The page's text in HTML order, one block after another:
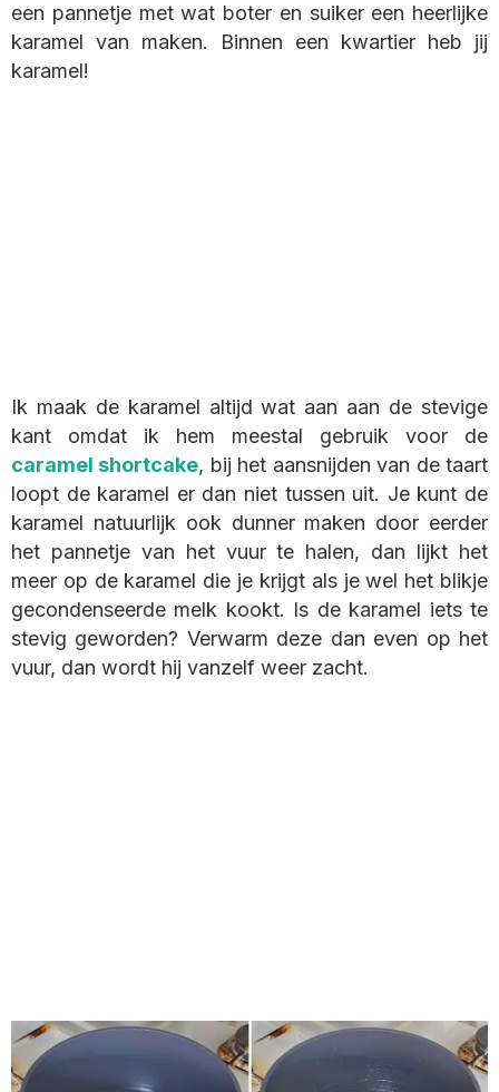
een pannetje met wat boter en suiker een heerlijke
karamel van maken. Binnen een kwartier heb jij
karamel!
Ik maak de karamel altijd wat aan aan de stevige
kant omdat ik hem meestal gebruik voor de
caramel shortcake, bij het aansnijden van de taart
loopt de karamel er dan niet tussen uit. Je kunt de
karamel natuurlijk ook dunner maken door eerder
het pannetje van het vuur te halen, dan lijkt het
meer op de karamel die je krijgt als je wel het blikje
gecondenseerde melk kookt. Is de karamel iets te
stevig geworden? Verwarm deze dan even op het
vuur, dan wordt hij vanzelf weer zacht.